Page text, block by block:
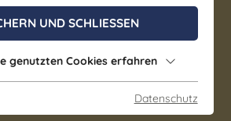
& Restaurant
Braunsbedra
Küche | Regionale Küche |
UND SCHLIESSEN
genutzten Cookies erfahren
Datenschutz